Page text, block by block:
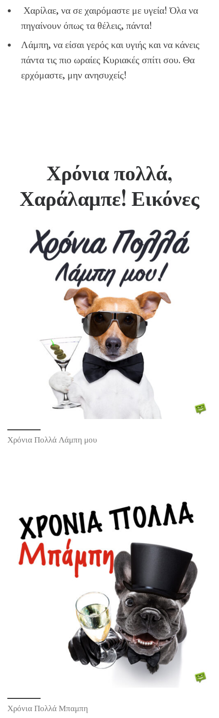
Χαρίλαε, να σε χαιρόμαστε με υγεία! Όλα να
πηγαίνουν όπως τα θέλεις, πάντα!
Λάμπη, να είσαι γερός και υγιής και να κάνεις
πάντα τις πιο ωραίες Κυριακές σπίτι σου. Θα
ερχόμαστε, μην ανησυχείς!
Χρόνια πολλά,
Χαράλαμπε! Εικόνες
Χρόνια Πολλά Λάμπη μου
Χρόνια Πολλά Μπαμπη